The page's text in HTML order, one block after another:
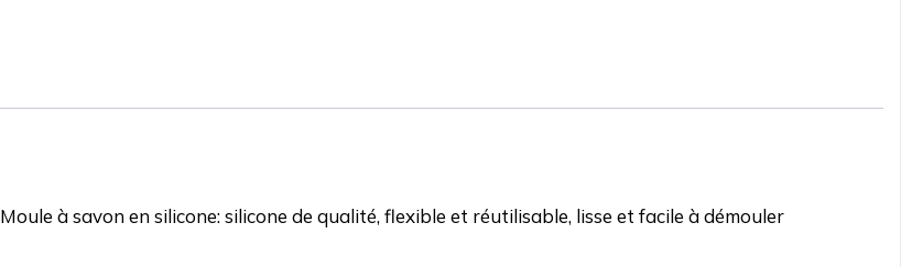
Moule à savon en silicone: silicone de qualité, flexible et réutilisable, lisse et facile à démouler